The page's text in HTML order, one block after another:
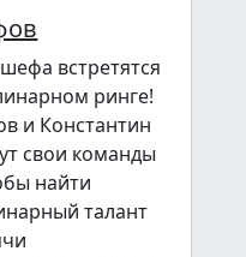
встретятся
ринге!
и Константин
свои команды
найти
талант